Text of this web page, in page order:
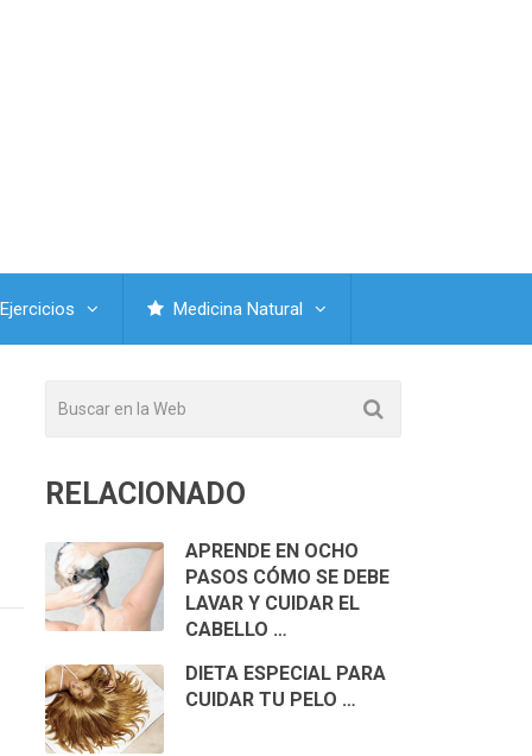
Ejercicios Medicina Natural
RELACIONADO
APRENDE EN OCHO
PASOS CÓMO SE DEBE
LAVAR Y CUIDAR EL
CABELLO …
DIETA ESPECIAL PARA
CUIDAR TU PELO …